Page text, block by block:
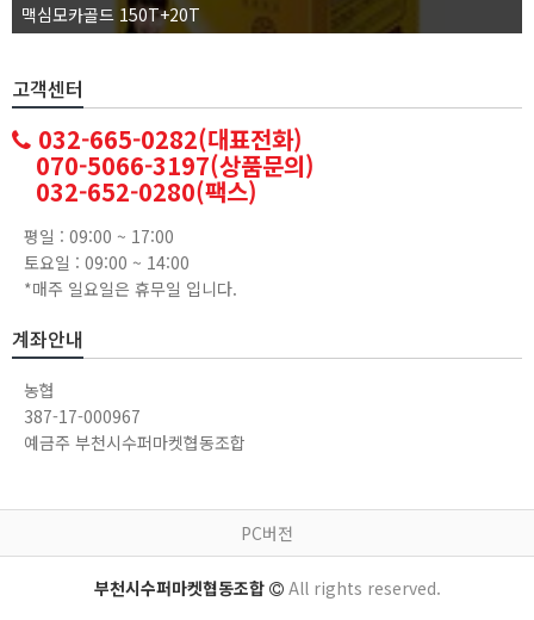
맥심모카골드 150T+20T
고객센터
032-665-0282(대표전화)
070-5066-3197(상품문의)
032-652-0280(팩스)
평일 : 09:00 ~ 17:00
토요일 : 09:00 ~ 14:00
*매주 일요일은 휴무일 입니다.
계좌안내
농협
387-17-000967
예금주 부천시수퍼마켓협동조합
PC버전
부천시수퍼마켓협동조합 All rights reserved.